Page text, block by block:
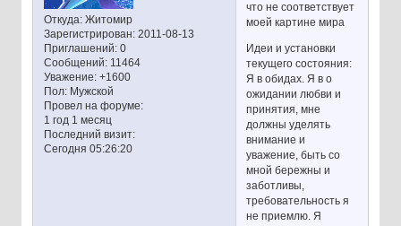
Откуда:Житомир
Зарегистрирован: 2011-08-13
Приглашений:0
Сообщений:11464
Уважение: +1600
Пол:Мужской
Провел на форуме:
1 год 1 месяц
Последний визит:
Сегодня 05:26:20
что не соответствует
моей картине мира
Идеи и установки
текущего состояния:
Я в обидах. Я в о
ожидании любви и
принятия, мне
должны уделять
внимание и
уважение, быть со
мной бережны и
заботливы,
требовательность я
не приемлю. Я